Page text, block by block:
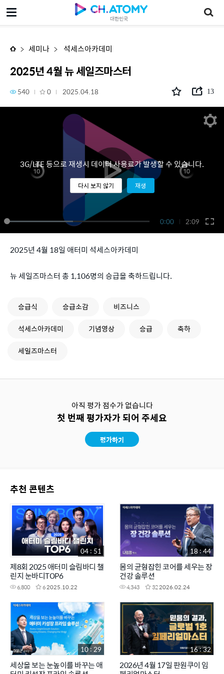
대한민국
2025년 4월 뉴 세일즈마스터
세미나 석세스아카데미
2025년 4월 뉴 세일즈마스터
540 0 2025.04.18 13
0:00 2:09
3G/LTE 등으로 재생시 데이터 사용료가 발생할 수 있습니다.
다시 보지 않기 재생
2025년 4월 18일 애터미 석세스아카데미
뉴 세일즈마스터 총 1,106명의 승급을 축하드립니다.
승급식 승급소감
비즈니스
석세스아카데미
기념영상 승급
축하
세일즈마스터
아직 평가 점수가 없습니다
첫 번째 평가자가 되어 주세요
평가하기
추천 콘텐츠
제8회 2025 애터미 슬림바디 챌
린지 눈바디TOP6
6,800 62025.10.22
04 : 51
몸의 균형잡힌 코어를 세우는 장
건강 솔루션
4,343 322026.02.24
18 : 44
세상을 보는 눈높이를 바꾸는 애
10 : 29
2026년 4월 17일 판원쿠이 임
16 : 32